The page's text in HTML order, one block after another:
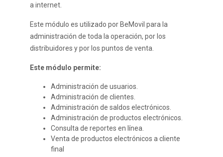
a internet.
Este módulo es utilizado por BeMovil para la
administración de toda la operación, por los
distribuidores y por los puntos de venta.
Este módulo permite:
Administración de usuarios.
Administración de clientes.
Administración de saldos electrónicos.
Administración de productos electrónicos.
Consulta de reportes en línea.
Venta de productos electrónicos a cliente
final